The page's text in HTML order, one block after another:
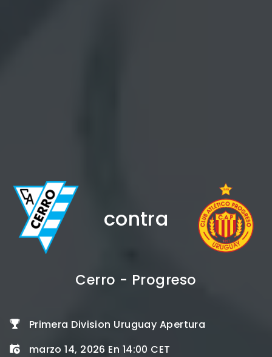
contra
Cerro - Progreso
Primera Division Uruguay Apertura
marzo 14, 2026 En 14:00 CET